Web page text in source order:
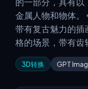
金属人物和物体
带有复古魅力的
格的场景，带有齿
3D转换 GPT